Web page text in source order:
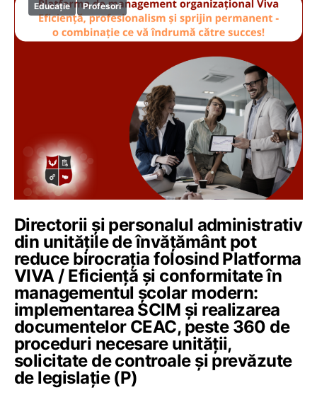
Educație Profesori
Directorii și personalul administrativ
din unitățile de învățământ pot
reduce birocrația folosind Platforma
VIVA / Eficiență și conformitate în
managementul școlar modern:
implementarea SCIM și realizarea
documentelor CEAC, peste 360 de
proceduri necesare unității,
solicitate de controale și prevăzute
de legislație (P)